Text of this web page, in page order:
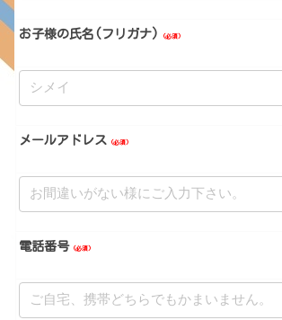
お子様の氏名(フリガナ) （必須）
メールアドレス （必須）
電話番号 （必須）